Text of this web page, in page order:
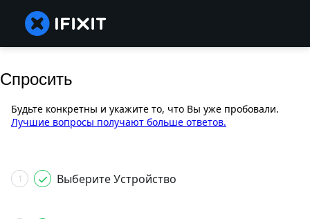
Спросить
Будьте конкретны и укажите то, что Вы уже пробовали.
Лучшие вопросы получают больше ответов.
1 Выберите Устройство